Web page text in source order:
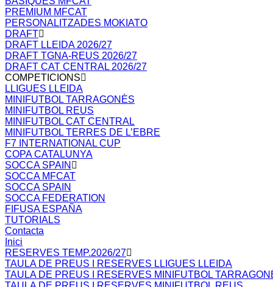
PREMIUM MFCAT
PERSONALITZADES MOKIATO
DRAFT
DRAFT LLEIDA 2026/27
DRAFT TGNA-REUS 2026/27
DRAFT CAT CENTRAL 2026/27
COMPETICIONS
LLIGUES LLEIDA
MINIFUTBOL TARRAGONÈS
MINIFUTBOL REUS
MINIFUTBOL CAT CENTRAL
MINIFUTBOL TERRES DE L’EBRE
F7 INTERNATIONAL CUP
COPA CATALUNYA
SOCCA SPAIN
SOCCA MFCAT
SOCCA SPAIN
SOCCA FEDERATION
FIFUSA ESPAÑA
TUTORIALS
Contacta
Inici
RESERVES TEMP.2026/27
TAULA DE PREUS I RESERVES LLIGUES LLEIDA
TAULA DE PREUS I RESERVES MINIFUTBOL